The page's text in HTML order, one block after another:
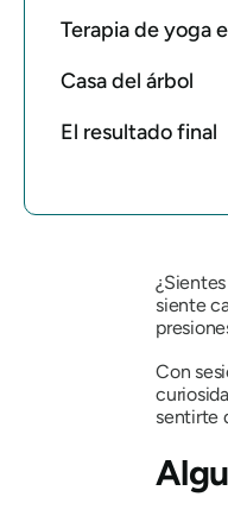
Terapia de yoga
Casa del árbol
El resultado final
siente
Con
sentirte